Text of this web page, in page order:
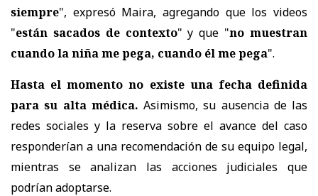
siempre", expresó Maira, agregando que los videos
"están sacados de contexto" y que "no muestran
cuando la niña me pega, cuando él me pega".
Hasta el momento no existe una fecha definida
para su alta médica. Asimismo,su ausencia de las
redes sociales y la reserva sobre el avance del caso
responderían a una recomendación de su equipo legal,
mientras se analizan las acciones judiciales que
podrían adoptarse.